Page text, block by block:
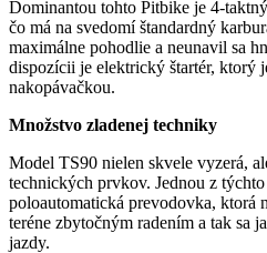
Dominantou tohto Pitbike je 4-
čo má na svedomí štandardný
maximálne pohodlie a neunavil sa
dispozícii je elektrický štartér, ktorý
nakopávačkou.
Množstvo zladenej techniky
Model TS90 nielen skvele vyzerá,
technických prvkov. Jednou z
poloautomatická prevodovka, ktorá
teréne zbytočným radením a tak sa
jazdy.